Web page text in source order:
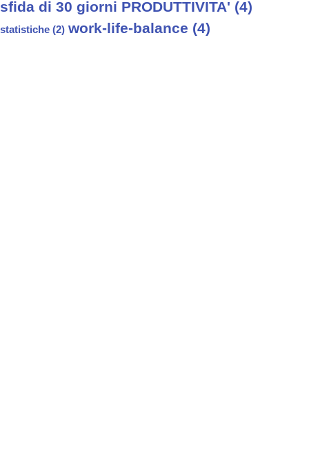
sfida di 30 giorni PRODUTTIVITA' (4)
statistiche (2) work-life-balance (4)